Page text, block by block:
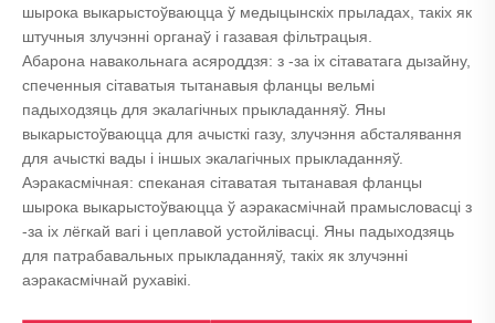
шырока выкарыстоўваюцца ў медыцынскіх прыладах, такіх як
штучныя злучэнні органаў і газавая фільтрацыя.
Абарона навакольнага асяроддзя: з -за іх сітаватага дызайну,
спеченныя сітаватыя тытанавыя фланцы вельмі
падыходзяць для экалагічных прыкладанняў. Яны
выкарыстоўваюцца для ачысткі газу, злучэння абсталявання
для ачысткі вады і іншых экалагічных прыкладанняў.
Аэракасмічная: спеканая сітаватая тытанавая фланцы
шырока выкарыстоўваюцца ў аэракасмічнай прамысловасці з
-за іх лёгкай вагі і цеплавой устойлівасці. Яны падыходзяць
для патрабавальных прыкладанняў, такіх як злучэнні
аэракасмічнай рухавікі.